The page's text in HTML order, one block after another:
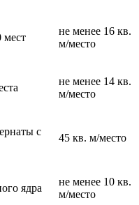
мест
не менее 16 кв.
м/место
не менее 14 кв.
м/место
с
45 кв. м/место
ядра
не менее 10 кв.
м/место